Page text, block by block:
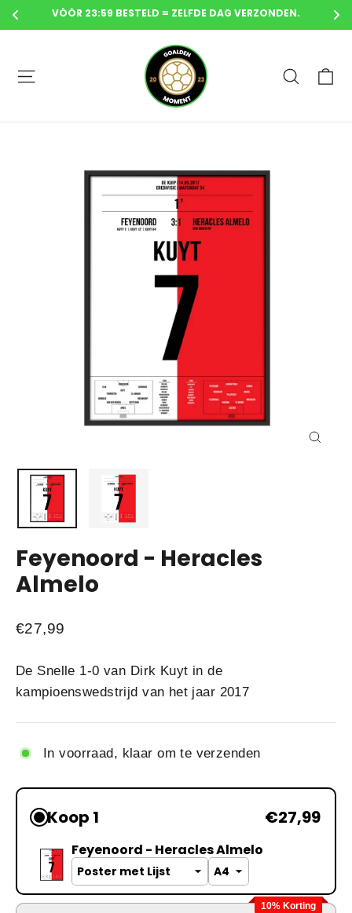
VÓÓR 23:59 BESTELD = ZELFDE DAG VERZONDEN.
inhoud
Zoeken
Feyenoord - Heracles
Almelo
Normale
€27,99
De Snelle 1-0 van Dirk Kuyt in de
kampioenswedstrijd van het jaar 2017
In voorraad, klaar om te verzenden
Koop 1 €27,99
Feyenoord - Heracles Almelo
10% Korting